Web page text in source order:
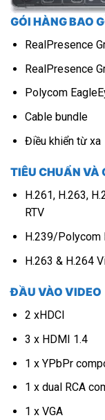
GÓI HÀNG BAO
RealPresence
RealPresence
Polycom
Cable bundle
Điều khiển từ xa
TIÊU CHUẨN VÀ
H.261, H.263,
RTV
H.239/Polycom
H.263 & H.264
ĐẦU VÀO VIDEO
2 xHDCI
3 x HDMI 1.4
1 x YPbPr
1 x dual RCA
1 x VGA